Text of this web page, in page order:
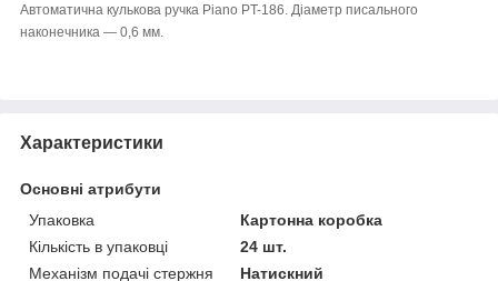
Автоматична кулькова ручка Piano PT-186. Діаметр писального
наконечника — 0,6 мм.
Характеристики
Основні атрибути
Упаковка
Картонна коробка
Кількість в упаковці
24 шт.
Механізм подачі стержня
Натискний